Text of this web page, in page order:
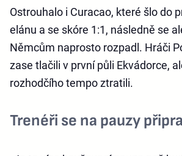
Ostrouhalo i Curacao, které šlo do
elánu a se skóre 1:1, následně se
Němcům naprosto rozpadl. Hráči
zase tlačili v první půli Ekvádorce,
rozhodčího tempo ztratili.
Trenéři se na pauzy